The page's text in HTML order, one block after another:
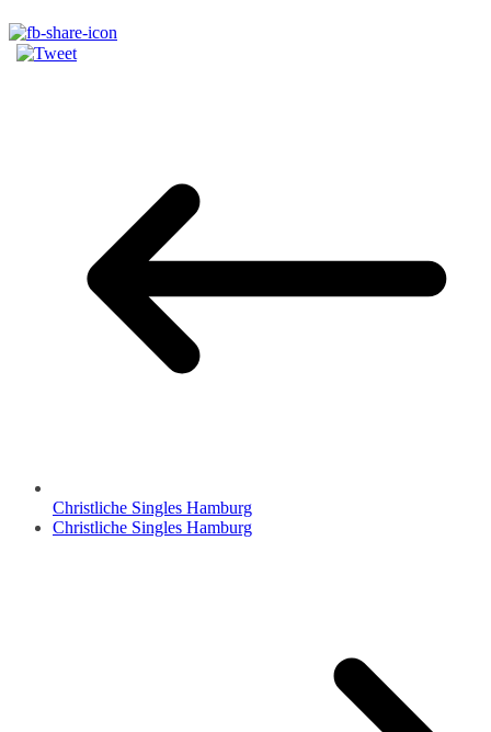
Christliche Singles Hamburg
Christliche Singles Hamburg